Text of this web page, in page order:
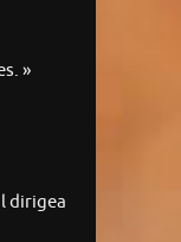
»
dirigea